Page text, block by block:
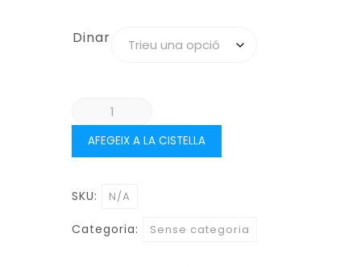
Dinar
quantitat
de
D'ABRIL
VISITA
AFEGEIX A LA CISTELLA
SKU: N/A
Categoria: Sense categoria